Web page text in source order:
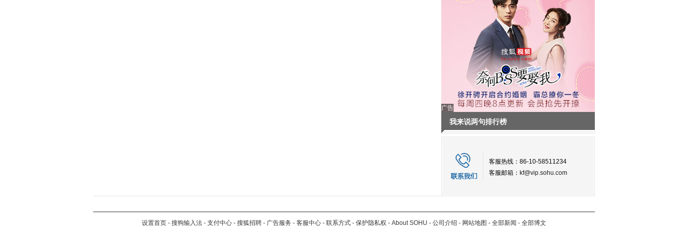
广告
我来说两句排行榜
客服热线：86-10-58511234
客服邮箱： kf@vip.sohu.com
设置首页 - 搜狗输入法 - 支付中心 - 搜狐招聘 - 广告服务 - 客服中心 - 联系方式 - 保护隐私权 - About SOHU - 公司介绍 - 网站地图 - 全部新闻 - 全部博文